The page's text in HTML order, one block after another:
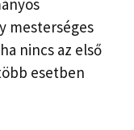
mesterséges
nincs az első
esetben